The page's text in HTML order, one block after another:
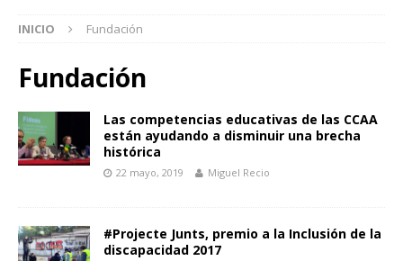
INICIO Fundación
Fundación
Las competencias educativas de las CCAA
están ayudando a disminuir una brecha
histórica
22 mayo, 2019 Miguel Recio
#Projecte Junts, premio a la Inclusión de la
discapacidad 2017